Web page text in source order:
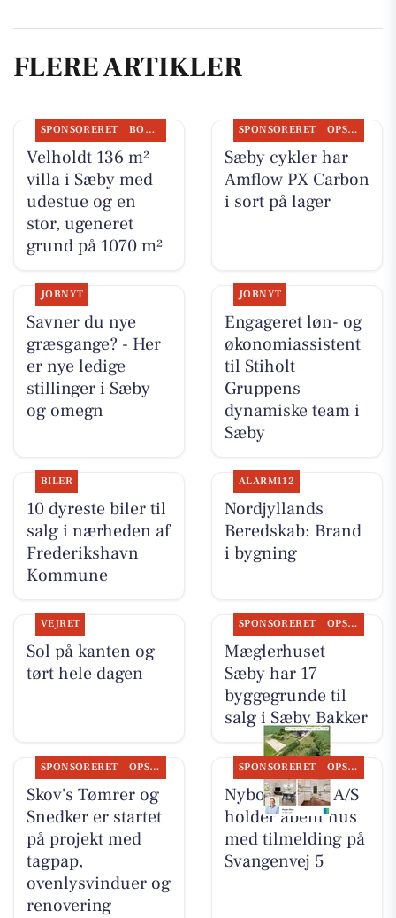
FLERE ARTIKLER
SPONSORERET BOLIGMARKED
Velholdt 136 m²
villa i Sæby med
udestue og en
stor, ugeneret
grund på 1070 m²
SPONSORERET OPSLAGSTAVLEN
Sæby cykler har
Amflow PX Carbon
i sort på lager
JOBNYT
Savner du nye
græsgange? - Her
er nye ledige
stillinger i Sæby
og omegn
JOBNYT
Engageret løn- og
økonomiassistent
til Stiholt
Gruppens
dynamiske team i
Sæby
BILER
10 dyreste biler til
salg i nærheden af
Frederikshavn
Kommune
ALARM112
Nordjyllands
Beredskab: Brand
i bygning
VEJRET
Sol på kanten og
tørt hele dagen
SPONSORERET OPSLAGSTAVLEN
Mæglerhuset
Sæby har 17
byggegrunde til
salg i Sæby Bakker
SPONSORERET OPSLAGSTAVLEN
Skov's Tømrer og
Snedker er startet
på projekt med
tagpap,
ovenlysvinduer og
renovering
SPONSORERET OPSLAGSTAVLEN
Nybolig Sæby A/S
holder åbent hus
med tilmelding på
Svangenvej 5